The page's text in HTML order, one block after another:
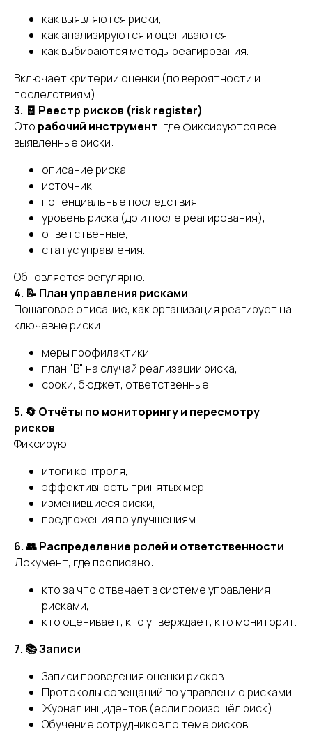
как выявляются риски,
как анализируются и оцениваются,
как выбираются методы реагирования.
Включает критерии оценки (по вероятности и
последствиям).
3. 🧾 Реестр рисков (risk register)
Это рабочий инструмент, где фиксируются все
выявленные риски:
описание риска,
источник,
потенциальные последствия,
уровень риска (до и после реагирования),
ответственные,
статус управления.
Обновляется регулярно.
4. 📝 План управления рисками
Пошаговое описание, как организация реагирует на
ключевые риски:
меры профилактики,
план "B" на случай реализации риска,
сроки, бюджет, ответственные.
5. 🔄 Отчёты по мониторингу и пересмотру
рисков
Фиксируют:
итоги контроля,
эффективность принятых мер,
изменившиеся риски,
предложения по улучшениям.
6. 👥 Распределение ролей и ответственности
Документ, где прописано:
кто за что отвечает в системе управления
рисками,
кто оценивает, кто утверждает, кто мониторит.
7. 📚 Записи
Записи проведения оценки рисков
Протоколы совещаний по управлению рисками
Журнал инцидентов (если произошёл риск)
Обучение сотрудников по теме рисков
+7 (989) 048-29-10